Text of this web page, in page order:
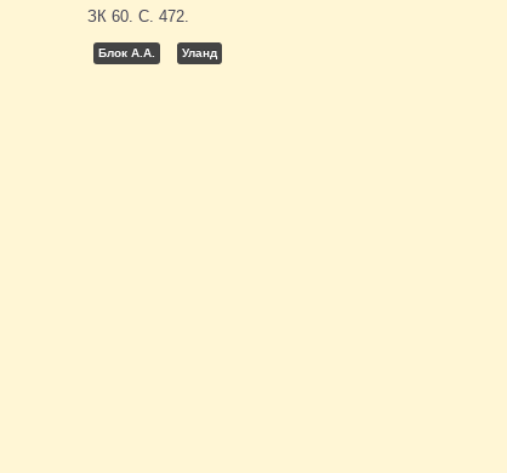
ЗК 60. С. 472.
Блок А.А. Уланд